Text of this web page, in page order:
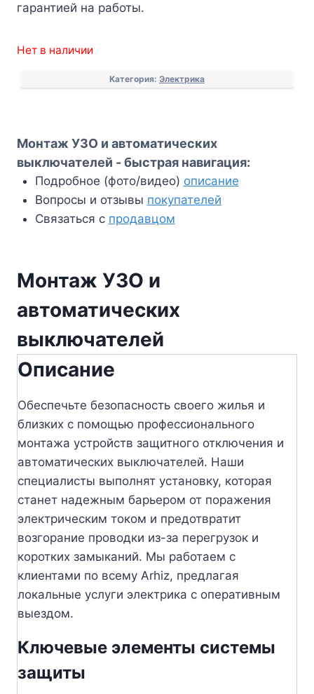
гарантией на работы.
Нет в наличии
Категория: Электрика
Монтаж УЗО и автоматических
выключателей - быстрая навигация:
Подробное (фото/видео) описание
Вопросы и отзывы покупателей
Связаться с продавцом
Монтаж УЗО и
автоматических
выключателей
Описание
Обеспечьте безопасность своего жилья и
близких с помощью профессионального
монтажа устройств защитного отключения и
автоматических выключателей. Наши
специалисты выполнят установку, которая
станет надежным барьером от поражения
электрическим током и предотвратит
возгорание проводки из-за перегрузок и
коротких замыканий. Мы работаем с
клиентами по всему Arhiz, предлагая
локальные услуги электрика с оперативным
выездом.
Ключевые элементы системы
защиты